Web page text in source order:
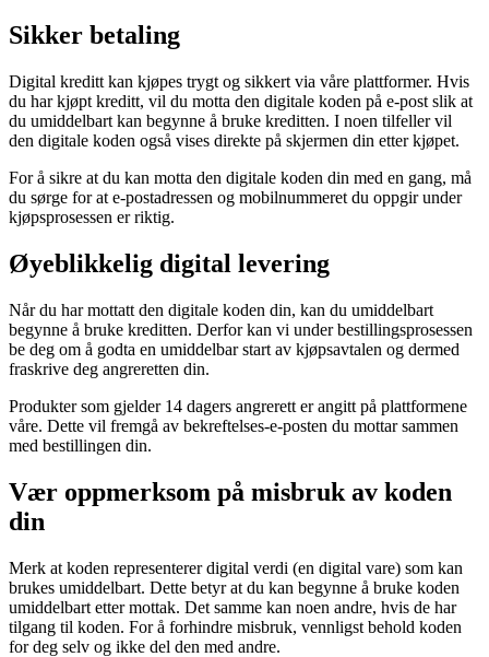
Sikker betaling
Digital kreditt kan kjøpes trygt og sikkert via våre plattformer. Hvis
du har kjøpt kreditt, vil du motta den digitale koden på e-post slik at
du umiddelbart kan begynne å bruke kreditten. I noen tilfeller vil
den digitale koden også vises direkte på skjermen din etter kjøpet.
For å sikre at du kan motta den digitale koden din med en gang, må
du sørge for at e-postadressen og mobilnummeret du oppgir under
kjøpsprosessen er riktig.
Øyeblikkelig digital levering
Når du har mottatt den digitale koden din, kan du umiddelbart
begynne å bruke kreditten. Derfor kan vi under bestillingsprosessen
be deg om å godta en umiddelbar start av kjøpsavtalen og dermed
fraskrive deg angreretten din.
Produkter som gjelder 14 dagers angrerett er angitt på plattformene
våre. Dette vil fremgå av bekreftelses-e-posten du mottar sammen
med bestillingen din.
Vær oppmerksom på misbruk av koden
din
Merk at koden representerer digital verdi (en digital vare) som kan
brukes umiddelbart. Dette betyr at du kan begynne å bruke koden
umiddelbart etter mottak. Det samme kan noen andre, hvis de har
tilgang til koden. For å forhindre misbruk, vennligst behold koden
for deg selv og ikke del den med andre.